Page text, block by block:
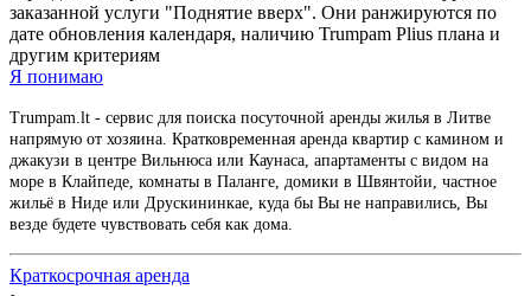
заказанной услуги "Поднятие вверх". Они ранжируются по
дате обновления календаря, наличию Trumpam Plius плана и
другим критериям
Я понимаю
Trumpam.lt - сервис для поиска посуточной аренды жилья в Литве
напрямую от хозяина. Кратковременная аренда квартир с камином и
джакузи в центре Вильнюса или Каунаса, апартаменты с видом на
море в Клайпеде, комнаты в Паланге, домики в Швянтойи, частное
жильё в Ниде или Друскининкае, куда бы Вы не направились, Вы
везде будете чувствовать себя как дома.
Краткосрочная аренда